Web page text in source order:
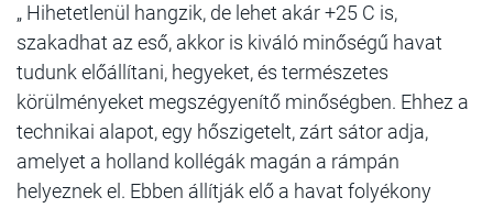
„ Hihetetlenül hangzik, de lehet akár +25 C is,
szakadhat az eső, akkor is kiváló minőségű havat
tudunk előállítani, hegyeket, és természetes
körülményeket megszégyenítő minőségben. Ehhez a
technikai alapot, egy hőszigetelt, zárt sátor adja,
amelyet a holland kollégák magán a rámpán
helyeznek el. Ebben állítják elő a havat folyékony